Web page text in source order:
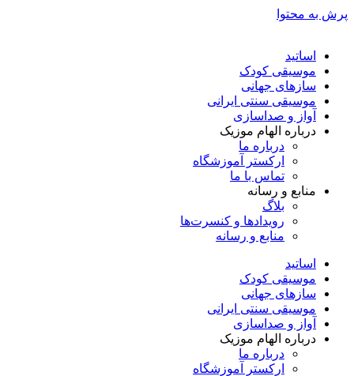
پرش به محتوا
اساتید
موسیقی کودک
سازهای جهانی
موسیقی سنتی ایرانی
آواز و صداسازی
درباره الهام موزیک
درباره ما
ارکستر آموزشگاه
تماس با ما
منابع و رسانه
بلاگ
رویدادها و کنسرت‌ها
منابع و رسانه
اساتید
موسیقی کودک
سازهای جهانی
موسیقی سنتی ایرانی
آواز و صداسازی
درباره الهام موزیک
درباره ما
ارکستر آموزشگاه